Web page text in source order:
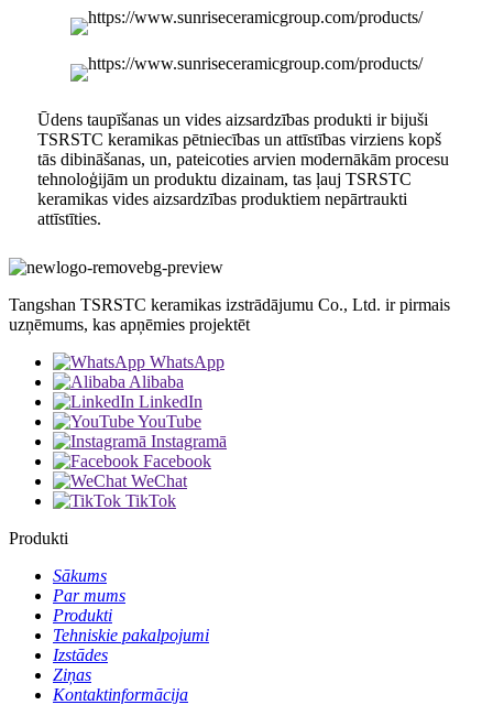
Ūdens taupīšanas un vides aizsardzības produkti ir bijuši
TSRSTC keramikas pētniecības un attīstības virziens kopš
tās dibināšanas, un, pateicoties arvien modernākām procesu
tehnoloģijām un produktu dizainam, tas ļauj TSRSTC
keramikas vides aizsardzības produktiem nepārtraukti
attīstīties.
Tangshan TSRSTC keramikas izstrādājumu Co., Ltd. ir pirmais
uzņēmums, kas apņēmies projektēt
WhatsApp
Alibaba
LinkedIn
YouTube
Instagramā
Facebook
WeChat
TikTok
Produkti
Sākums
Par mums
Produkti
Tehniskie pakalpojumi
Izstādes
Ziņas
Kontaktinformācija